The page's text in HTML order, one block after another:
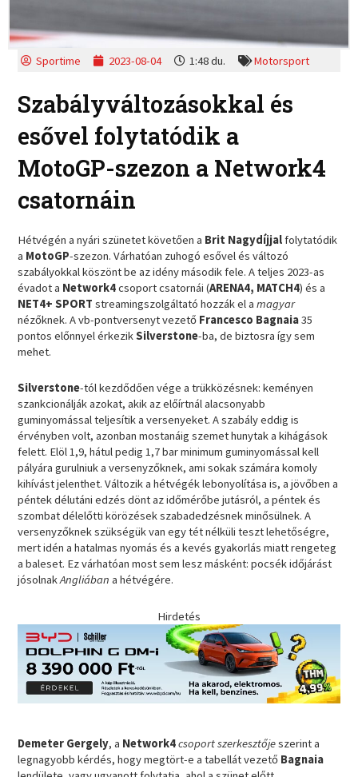
Sportime 2023-08-04 1:48 du. Motorsport
Szabályváltozásokkal és
esővel folytatódik a
MotoGP-szezon a Network4
csatornáin
Hétvégén a nyári szünetet követően a Brit Nagydíjjalfolytatódik
a MotoGP-szezon. Várhatóan zuhogó esővel és változó
szabályokkal köszönt be az idény második fele. A teljes 2023-as
évadot a Network4csoport csatornái (ARENA4, MATCH4) és a
NET4+ SPORT streamingszolgáltató hozzák el amagyar
nézőknek. A vb-pontversenyt vezető Francesco Bagnaia35
pontos előnnyel érkezikSilverstone-ba, de biztosra így sem
mehet.
Silverstone-tól kezdődően vége a trükközésnek: keményen
szankcionálják azokat, akik az előírtnál alacsonyabb
guminyomással teljesítik a versenyeket. A szabály eddig is
érvényben volt, azonban mostanáig szemet hunytak a kihágások
felett. Elöl 1,9, hátul pedig 1,7 bar minimum guminyomással kell
pályára gurulniuk a versenyzőknek, ami sokak számára komoly
kihívást jelenthet. Változik a hétvégék lebonyolítása is, a jövőben a
péntek délutáni edzés dönt az időmérőbe jutásról, a péntek és
szombat délelőtti körözések szabadedzésnek minősülnek. A
versenyzőknek szükségük van egy tét nélküli teszt lehetőségre,
mert idén a hatalmas nyomás és a kevés gyakorlás miatt rengeteg
a baleset. Ez várhatóan most sem lesz másként: pocsék időjárást
jósolnakAngliábana hétvégére.
Hirdetés
Demeter Gergely, a Network4csoport szerkesztőjeszerint a
legnagyobb kérdés, hogy megtört-e a tabellát vezető Bagnaia